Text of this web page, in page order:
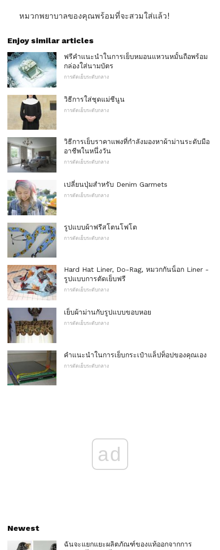
หมวกพยาบาลของคุณพร้อมที่จะสวมใส่แล้ว!
Enjoy similar articles
ฟรีคำแนะนำในการเย็บหมอนแหวนหมั้นถือพร้อม
กล่องใส่นามบัตร
การตัดเย็บระดับกลาง
วิธีการใส่ชุดแม่ชีนูน
การตัดเย็บระดับกลาง
วิธีการเย็บราคาแพงที่กำลังมองหาผ้าม่านระดับมือ
อาชีพในหนึ่งวัน
การตัดเย็บระดับกลาง
เปลี่ยนปุ่มสำหรับ Denim Garmets
การตัดเย็บระดับกลาง
รูปแบบผ้าฟรีสโตนโฟโต
การตัดเย็บระดับกลาง
Hard Hat Liner, Do-Rag, หมวกกันน็อก Liner -
รูปแบบการตัดเย็บฟรี
การตัดเย็บระดับกลาง
เย็บผ้าม่านกับรูปแบบขอบหอย
การตัดเย็บระดับกลาง
คำแนะนำในการเย็บกระเป๋าแล็ปท็อปของคุณเอง
การตัดเย็บระดับกลาง
ad
Newest
ฉันจะแยกแยะผลิตภัณฑ์ของแท้ออกจากการ